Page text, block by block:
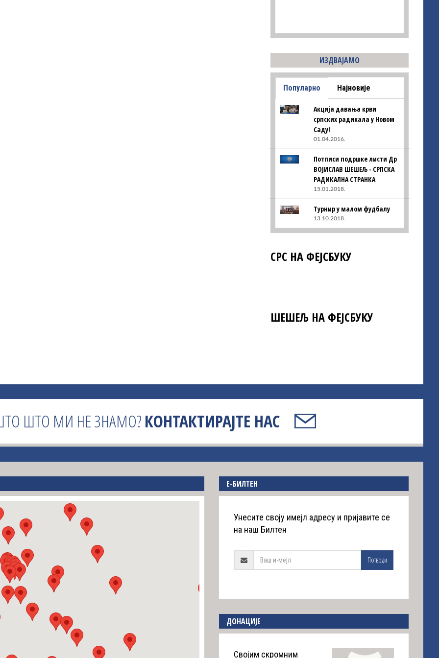
ИЗДВАЈАМО
Популарно Најновије
Акција давања крви
српских радикала у Новом
Саду!
01.04.2016.
Потписи подршке листи Др
ВОЈИСЛАВ ШЕШЕЉ - СРПСКА
РАДИКАЛНА СТРАНКА
15.01.2018.
Турнир у малом фудбалу
13.10.2018.
СРС НА ФЕЈСБУКУ
ШЕШЕЉ НА ФЕЈСБУКУ
ШТО МИ НЕ ЗНАМО?КОНТАКТИРАЈТЕ НАС
E-БИЛТЕН
Унесите своју имејл адресу и пријавите се
на наш Билтен
Потврди
ДОНАЦИЈЕ
Својим скромним